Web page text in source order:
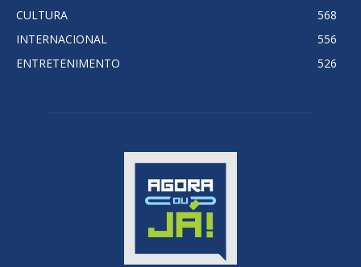
CULTURA
568
INTERNACIONAL
556
ENTRETENIMENTO
526